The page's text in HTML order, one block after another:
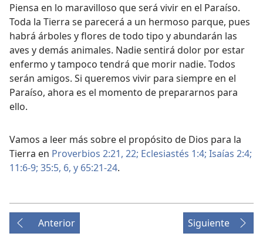
Piensa en lo maravilloso que será vivir en el Paraíso.
Toda la Tierra se parecerá a un hermoso parque, pues
habrá árboles y flores de todo tipo y abundarán las
aves y demás animales. Nadie sentirá dolor por estar
enfermo y tampoco tendrá que morir nadie. Todos
serán amigos. Si queremos vivir para siempre en el
Paraíso, ahora es el momento de prepararnos para
ello.
Vamos a leer más sobre el propósito de Dios para la
Tierra en Proverbios 2:21, 22; Eclesiastés 1:4; Isaías 2:4;
11:6-9; 35:5, 6, y 65:21-24.
Anterior Siguiente